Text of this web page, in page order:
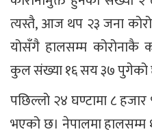
त्यस्तै, आज थप २३ जना
योसँगै हालसम्म कोरोनाकै
कुल संख्या १६ सय ३७ पुगेको
पछिल्लो २४ घण्टामा ८
भएको छ। नेपालमा